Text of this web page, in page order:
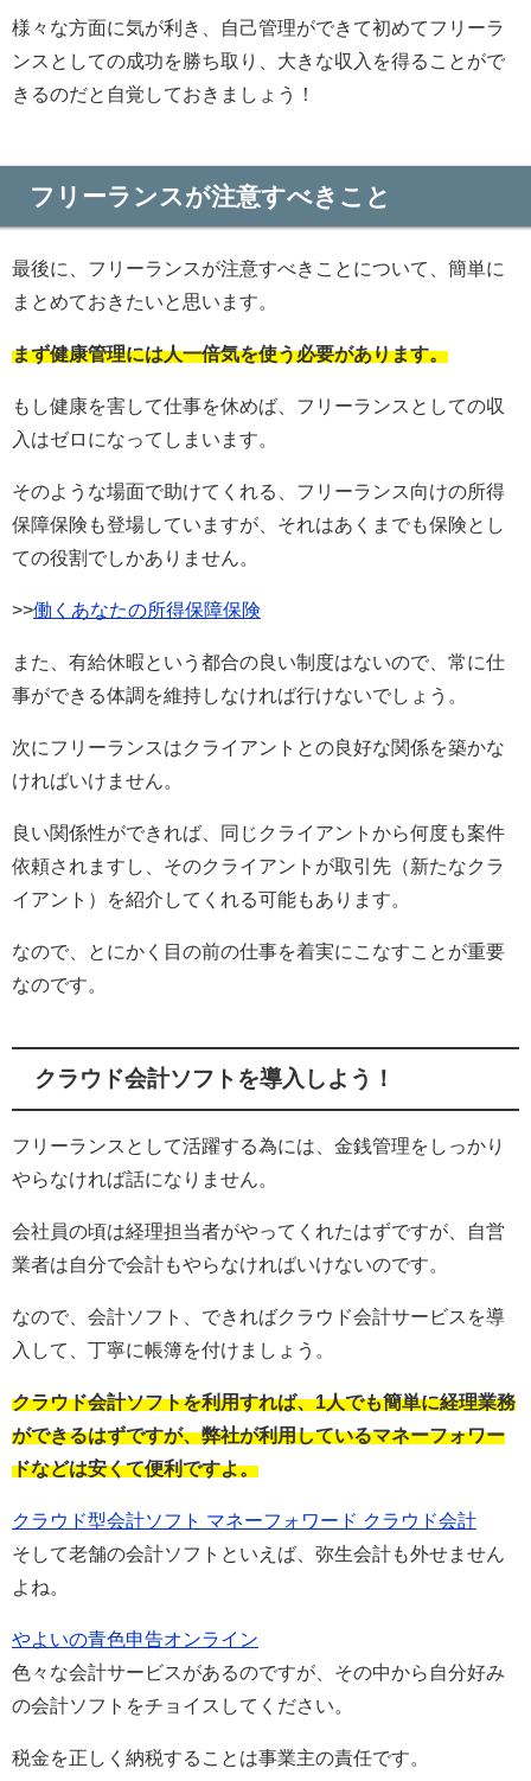
様々な方面に気が利き、自己管理ができて初めてフリーラ
ンスとしての成功を勝ち取り、大きな収入を得ることがで
きるのだと自覚しておきましょう！
フリーランスが注意すべきこと
最後に、フリーランスが注意すべきことについて、簡単に
まとめておきたいと思います。
まず健康管理には人一倍気を使う必要があります。
もし健康を害して仕事を休めば、フリーランスとしての収
入はゼロになってしまいます。
そのような場面で助けてくれる、フリーランス向けの所得
保障保険も登場していますが、それはあくまでも保険とし
ての役割でしかありません。
>>働くあなたの所得保障保険
また、有給休暇という都合の良い制度はないので、常に仕
事ができる体調を維持しなければ行けないでしょう。
次にフリーランスはクライアントとの良好な関係を築かな
ければいけません。
良い関係性ができれば、同じクライアントから何度も案件
依頼されますし、そのクライアントが取引先（新たなクラ
イアント）を紹介してくれる可能もあります。
なので、とにかく目の前の仕事を着実にこなすことが重要
なのです。
クラウド会計ソフトを導入しよう！
フリーランスとして活躍する為には、金銭管理をしっかり
やらなければ話になりません。
会社員の頃は経理担当者がやってくれたはずですが、自営
業者は自分で会計もやらなければいけないのです。
なので、会計ソフト、できればクラウド会計サービスを導
入して、丁寧に帳簿を付けましょう。
クラウド会計ソフトを利用すれば、1人でも簡単に経理業務
ができるはずですが、弊社が利用しているマネーフォワー
ドなどは安くて便利ですよ。
クラウド型会計ソフト マネーフォワード クラウド会計
そして老舗の会計ソフトといえば、弥生会計も外せません
よね。
やよいの青色申告オンライン
色々な会計サービスがあるのですが、その中から自分好み
の会計ソフトをチョイスしてください。
税金を正しく納税することは事業主の責任です。